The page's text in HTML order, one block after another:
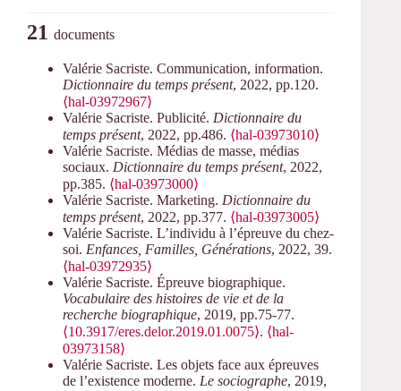
21 documents
Valérie Sacriste. Communication, information.
Dictionnaire du temps présent, 2022, pp.120.
⟨hal-03972967⟩
Valérie Sacriste. Publicité. Dictionnaire du
temps présent, 2022, pp.486. ⟨hal-03973010⟩
Valérie Sacriste. Médias de masse, médias
sociaux. Dictionnaire du temps présent, 2022,
pp.385. ⟨hal-03973000⟩
Valérie Sacriste. Marketing. Dictionnaire du
temps présent, 2022, pp.377. ⟨hal-03973005⟩
Valérie Sacriste. L’individu à l’épreuve du chez-
soi. Enfances, Familles, Générations, 2022, 39.
⟨hal-03972935⟩
Valérie Sacriste. Épreuve biographique.
Vocabulaire des histoires de vie et de la
recherche biographique, 2019, pp.75-77.
⟨10.3917/eres.delor.2019.01.0075⟩. ⟨hal-
03973158⟩
Valérie Sacriste. Les objets face aux épreuves
de l’existence moderne. Le sociographe, 2019,